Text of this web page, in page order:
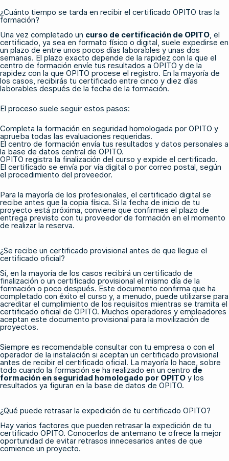
¿Cuánto tiempo se tarda en recibir el certificado OPITO tras la
formación?
Una vez completado un curso de certificación de OPITO , el
certificado, ya sea en formato físico o digital, suele expedirse en
un plazo de entre unos pocos días laborables y unas dos
semanas. El plazo exacto depende de la rapidez con la que el
centro de formación envíe tus resultados a OPITO y de la
rapidez con la que OPITO procese el registro. En la mayoría de
los casos, recibirás tu certificado entre cinco y diez días
laborables después de la fecha de la formación.
El proceso suele seguir estos pasos:
Completa la formación en seguridad homologada por OPITO y
aprueba todas las evaluaciones requeridas.
El centro de formación envía tus resultados y datos personales a
la base de datos central de OPITO.
OPITO registra la finalización del curso y expide el certificado.
El certificado se envía por vía digital o por correo postal, según
el procedimiento del proveedor.
Para la mayoría de los profesionales, el certificado digital se
recibe antes que la copia física. Si la fecha de inicio de tu
proyecto está próxima, conviene que confirmes el plazo de
entrega previsto con tu proveedor de formación en el momento
de realizar la reserva.
¿Se recibe un certificado provisional antes de que llegue el
certificado oficial?
Sí, en la mayoría de los casos recibirá un certificado de
finalización o un certificado provisional el mismo día de la
formación o poco después. Este documento confirma que ha
completado con éxito el curso y, a menudo, puede utilizarse para
acreditar el cumplimiento de los requisitos mientras se tramita el
certificado oficial de OPITO. Muchos operadores y empleadores
aceptan este documento provisional para la movilización de
proyectos.
Siempre es recomendable consultar con tu empresa o con el
operador de la instalación si aceptan un certificado provisional
antes de recibir el certificado oficial. La mayoría lo hace, sobre
todo cuando la formación se ha realizado en un centro de
formación en seguridad homologado por OPITO y los
resultados ya figuran en la base de datos de OPITO.
¿Qué puede retrasar la expedición de tu certificado OPITO?
Hay varios factores que pueden retrasar la expedición de tu
certificado OPITO. Conocerlos de antemano te ofrece la mejor
oportunidad de evitar retrasos innecesarios antes de que
comience un proyecto.